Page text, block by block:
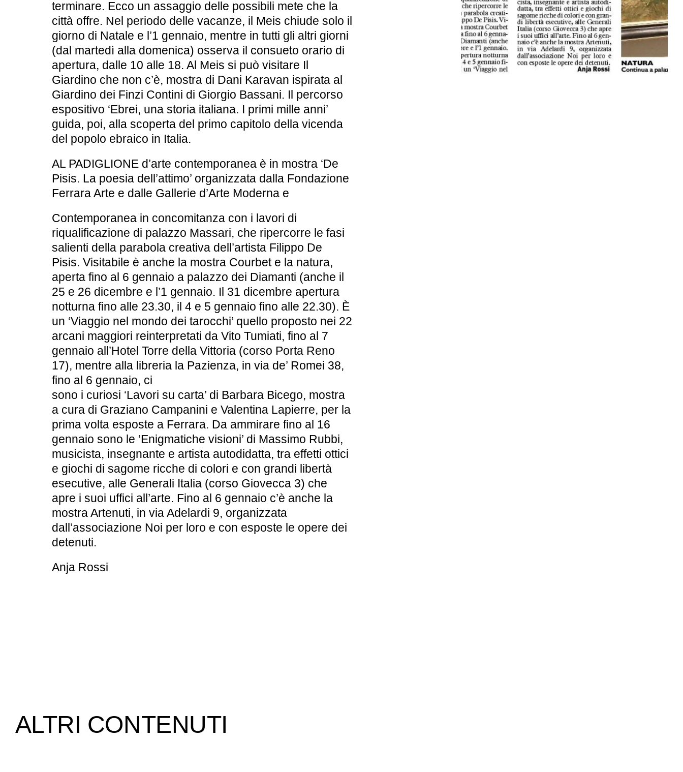
terminare. Ecco un assaggio delle possibili mete che la
città offre. Nel periodo delle vacanze, il Meis chiude solo il
giorno di Natale e l’1 gennaio, mentre in tutti gli altri giorni
(dal martedì alla domenica) osserva il consueto orario di
apertura, dalle 10 alle 18. Al Meis si può visitare Il
Giardino che non c’è, mostra di Dani Karavan ispirata al
Giardino dei Finzi Contini di Giorgio Bassani. Il percorso
espositivo ‘Ebrei, una storia italiana. I primi mille anni’
guida, poi, alla scoperta del primo capitolo della vicenda
del popolo ebraico in Italia.
AL PADIGLIONE d’arte contemporanea è in mostra ‘De
Pisis. La poesia dell’attimo’ organizzata dalla Fondazione
Ferrara Arte e dalle Gallerie d’Arte Moderna e
Contemporanea in concomitanza con i lavori di
riqualificazione di palazzo Massari, che ripercorre le fasi
salienti della parabola creativa dell’artista Filippo De
Pisis. Visitabile è anche la mostra Courbet e la natura,
aperta fino al 6 gennaio a palazzo dei Diamanti (anche il
25 e 26 dicembre e l’1 gennaio. Il 31 dicembre apertura
notturna fino alle 23.30, il 4 e 5 gennaio fino alle 22.30). È
un ‘Viaggio nel mondo dei tarocchi’ quello proposto nei 22
arcani maggiori reinterpretati da Vito Tumiati, fino al 7
gennaio all’Hotel Torre della Vittoria (corso Porta Reno
17), mentre alla libreria la Pazienza, in via de’ Romei 38,
fino al 6 gennaio, ci
sono i curiosi ‘Lavori su carta’ di Barbara Bicego, mostra
a cura di Graziano Campanini e Valentina Lapierre, per la
prima volta esposte a Ferrara. Da ammirare fino al 16
gennaio sono le ‘Enigmatiche visioni’ di Massimo Rubbi,
musicista, insegnante e artista autodidatta, tra effetti ottici
e giochi di sagome ricche di colori e con grandi libertà
esecutive, alle Generali Italia (corso Giovecca 3) che
apre i suoi uffici all’arte. Fino al 6 gennaio c’è anche la
mostra Artenuti, in via Adelardi 9, organizzata
dall’associazione Noi per loro e con esposte le opere dei
detenuti.
Anja Rossi
ALTRI CONTENUTI